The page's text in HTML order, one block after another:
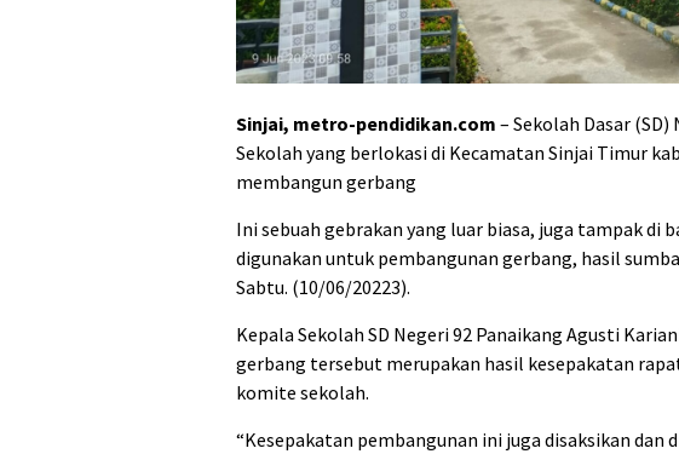
Sinjai, metro-pendidikan.com – Sekolah Dasar
Sekolah yang berlokasi di Kecamatan Sinjai Timur
membangun gerbang
Ini sebuah gebrakan yang luar biasa, juga tampak di
digunakan untuk pembangunan gerbang, hasil
Sabtu. (10/06/20223).
Kepala Sekolah SD Negeri 92 Panaikang Agusti
gerbang tersebut merupakan hasil kesepakatan
komite sekolah.
“Kesepakatan pembangunan ini juga disaksikan dan